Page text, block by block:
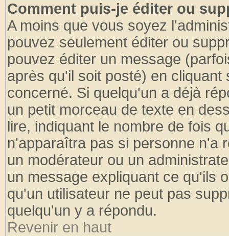
Comment puis-je éditer ou
A moins que vous soyez
pouvez seulement éditer ou
pouvez éditer un message
après qu'il soit posté) en
concerné. Si quelqu'un a déjà
un petit morceau de texte en
lire, indiquant le nombre de fois
n'apparaîtra pas si personne n'a
un modérateur ou un
un message expliquant ce qu'ils
qu'un utilisateur ne peut pas
quelqu'un y a répondu.
Revenir en haut